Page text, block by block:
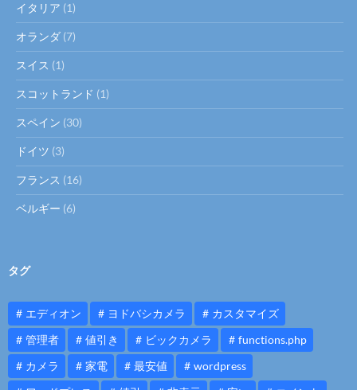
イタリア (1)
オランダ (7)
スイス (1)
スコットランド (1)
スペイン (30)
ドイツ (3)
フランス (16)
ベルギー (6)
タグ
エディオン ヨドバシカメラ
カスタマイズ
管理者
値引き ビックカメラ
functions.php
カメラ
家電 最安値
wordpress